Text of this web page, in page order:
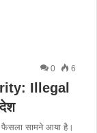
0 6
Illegal
सामने आया है।